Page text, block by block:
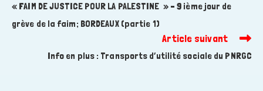
articles
« FAIM DE JUSTICE POUR LA PALESTINE » – 9 ième jour de
grève de la faim; BORDEAUX (partie 1)
Article suivant
Info en plus : Transports d’utilité sociale du PNRGC